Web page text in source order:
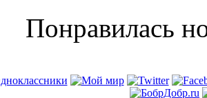
Понравилась